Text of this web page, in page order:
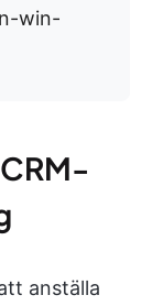
win-
anställa